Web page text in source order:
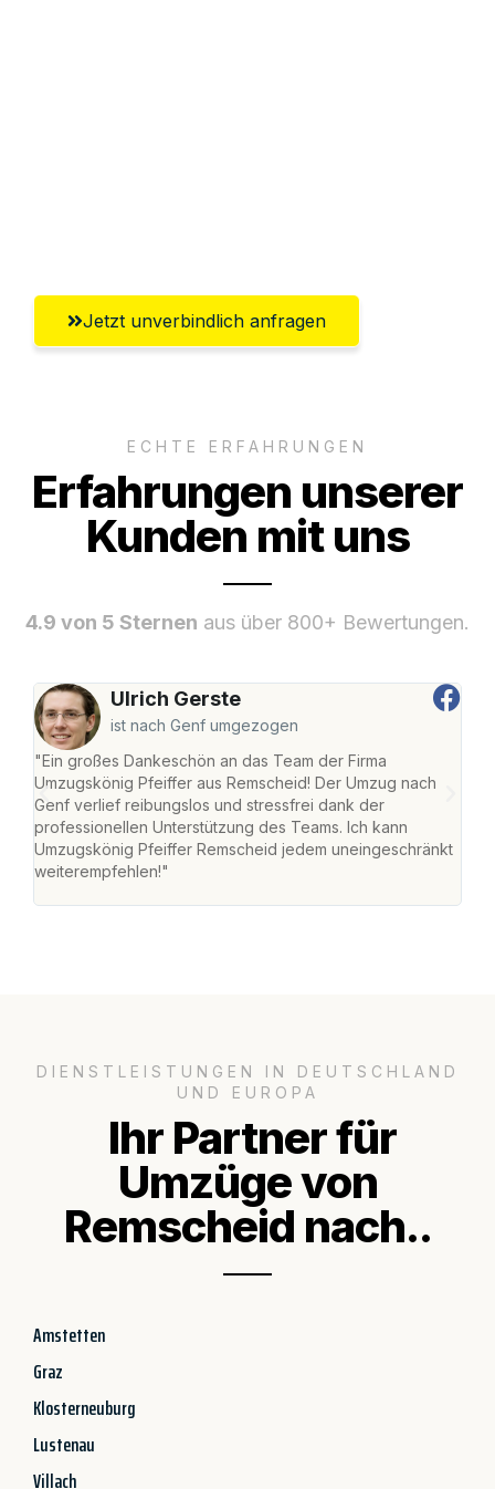
Jetzt unverbindlich anfragen
ECHTE ERFAHRUNGEN
Erfahrungen unserer
Kunden mit uns
4.9 von 5 Sternen aus über 800+ Bewertungen.
Ulrich Gerste
ist nach Genf umgezogen
"Ein großes Dankeschön an das Team der Firma
Umzugskönig Pfeiffer aus Remscheid! Der Umzug nach
Genf verlief reibungslos und stressfrei dank der
professionellen Unterstützung des Teams. Ich kann
Umzugskönig Pfeiffer Remscheid jedem uneingeschränkt
weiterempfehlen!"
DIENSTLEISTUNGEN IN DEUTSCHLAND
UND EUROPA
Ihr Partner für
Umzüge von
Remscheid nach..
Amstetten
Graz
Klosterneuburg
Lustenau
Villach